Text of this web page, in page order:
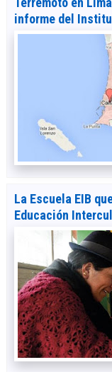
informe del
La Escuela EIB
Educación